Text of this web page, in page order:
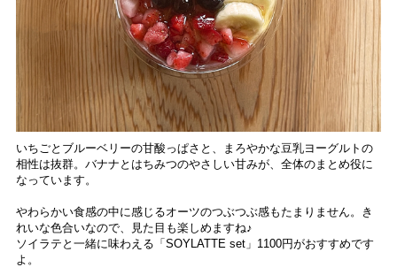
いちごとブルーベリーの甘酸っぱさと、まろやかな豆乳ヨーグルトの
相性は抜群。バナナとはちみつのやさしい甘みが、全体のまとめ役に
なっています。
やわらかい食感の中に感じるオーツのつぶつぶ感もたまりません。き
れいな色合いなので、見た目も楽しめますね♪
ソイラテと一緒に味わえる「SOYLATTE set」1100円がおすすめです
よ。